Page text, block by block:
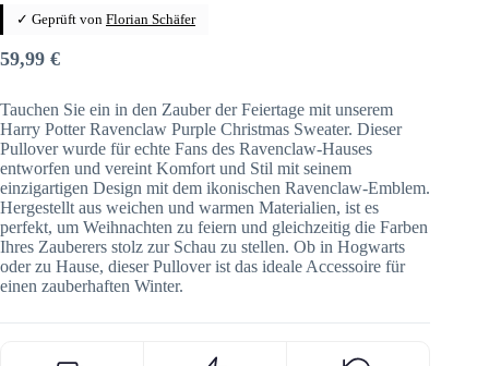
✓ Geprüft von Florian Schäfer
59,99 €
Tauchen Sie ein in den Zauber der Feiertage mit unserem
Harry Potter Ravenclaw Purple Christmas Sweater. Dieser
Pullover wurde für echte Fans des Ravenclaw-Hauses
entworfen und vereint Komfort und Stil mit seinem
einzigartigen Design mit dem ikonischen Ravenclaw-Emblem.
Hergestellt aus weichen und warmen Materialien, ist es
perfekt, um Weihnachten zu feiern und gleichzeitig die Farben
Ihres Zauberers stolz zur Schau zu stellen. Ob in Hogwarts
oder zu Hause, dieser Pullover ist das ideale Accessoire für
einen zauberhaften Winter.